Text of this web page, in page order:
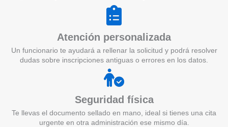
Atención personalizada
Un funcionario te ayudará a rellenar la solicitud y podrá resolver
dudas sobre inscripciones antiguas o errores en los datos.
Seguridad física
Te llevas el documento sellado en mano, ideal si tienes una cita
urgente en otra administración ese mismo día.